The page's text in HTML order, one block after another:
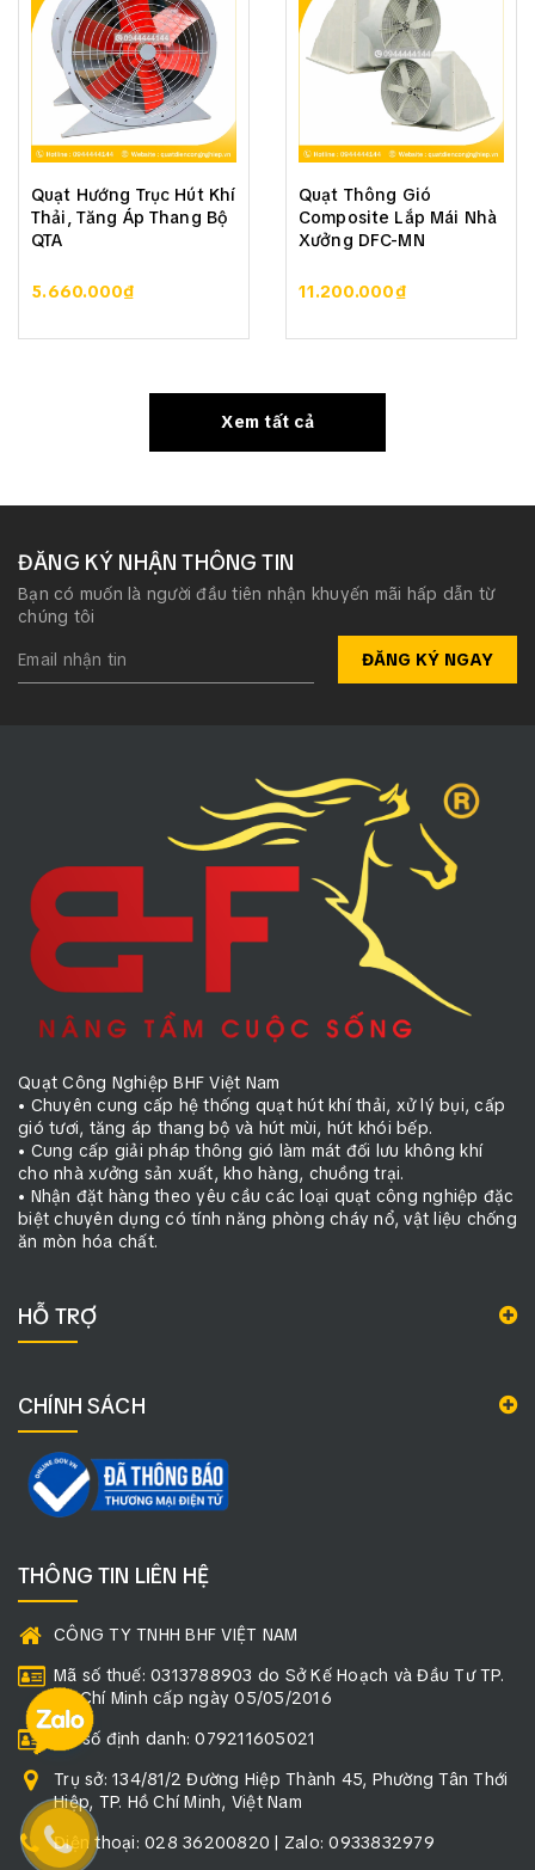
Quạt Hướng Trục Hút Khí
Thải, Tăng Áp Thang Bộ
QTA
5.660.000₫
Quạt Thông Gió
Composite Lắp Mái Nhà
Xưởng DFC-MN
11.200.000₫
Xem tất cả
ĐĂNG KÝ NHẬN THÔNG TIN
Bạn có muốn là người đầu tiên nhận khuyến mãi hấp dẫn từ
chúng tôi
ĐĂNG KÝ NGAY
Quạt Công Nghiệp BHF Việt Nam
• Chuyên cung cấp hệ thống quạt hút khí thải, xử lý bụi, cấp
gió tươi, tăng áp thang bộ và hút mùi, hút khói bếp.
• Cung cấp giải pháp thông gió làm mát đối lưu không khí
cho nhà xưởng sản xuất, kho hàng, chuồng trại.
• Nhận đặt hàng theo yêu cầu các loại quạt công nghiệp đặc
biệt chuyên dụng có tính năng phòng cháy nổ, vật liệu chống
ăn mòn hóa chất.
HỖ TRỢ
CHÍNH SÁCH
THÔNG TIN LIÊN HỆ
CÔNG TY TNHH BHF VIỆT NAM
Mã số thuế: 0313788903 do Sở Kế Hoạch và Đầu Tư TP.
Hồ Chí Minh cấp ngày 05/05/2016
Mã số định danh: 079211605021
Trụ sở: 134/81/2 Đường Hiệp Thành 45, Phường Tân Thới
Hiệp, TP. Hồ Chí Minh, Việt Nam
Điện thoại: 028 36200820 | Zalo: 0933832979